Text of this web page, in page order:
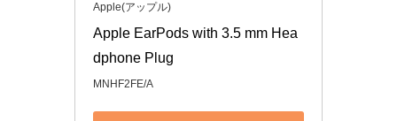
Apple(アップル)
Apple EarPods with 3.5 mm Hea
dphone Plug
MNHF2FE/A